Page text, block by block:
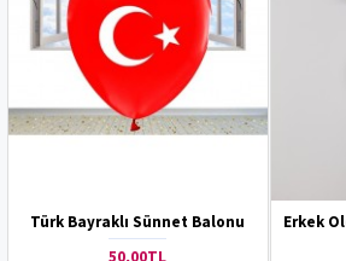
Türk Bayraklı Sünnet Balonu
50,00TL